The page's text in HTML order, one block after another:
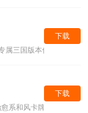
属三国版本传奇手游
下载
系和风卡牌游戏
下载